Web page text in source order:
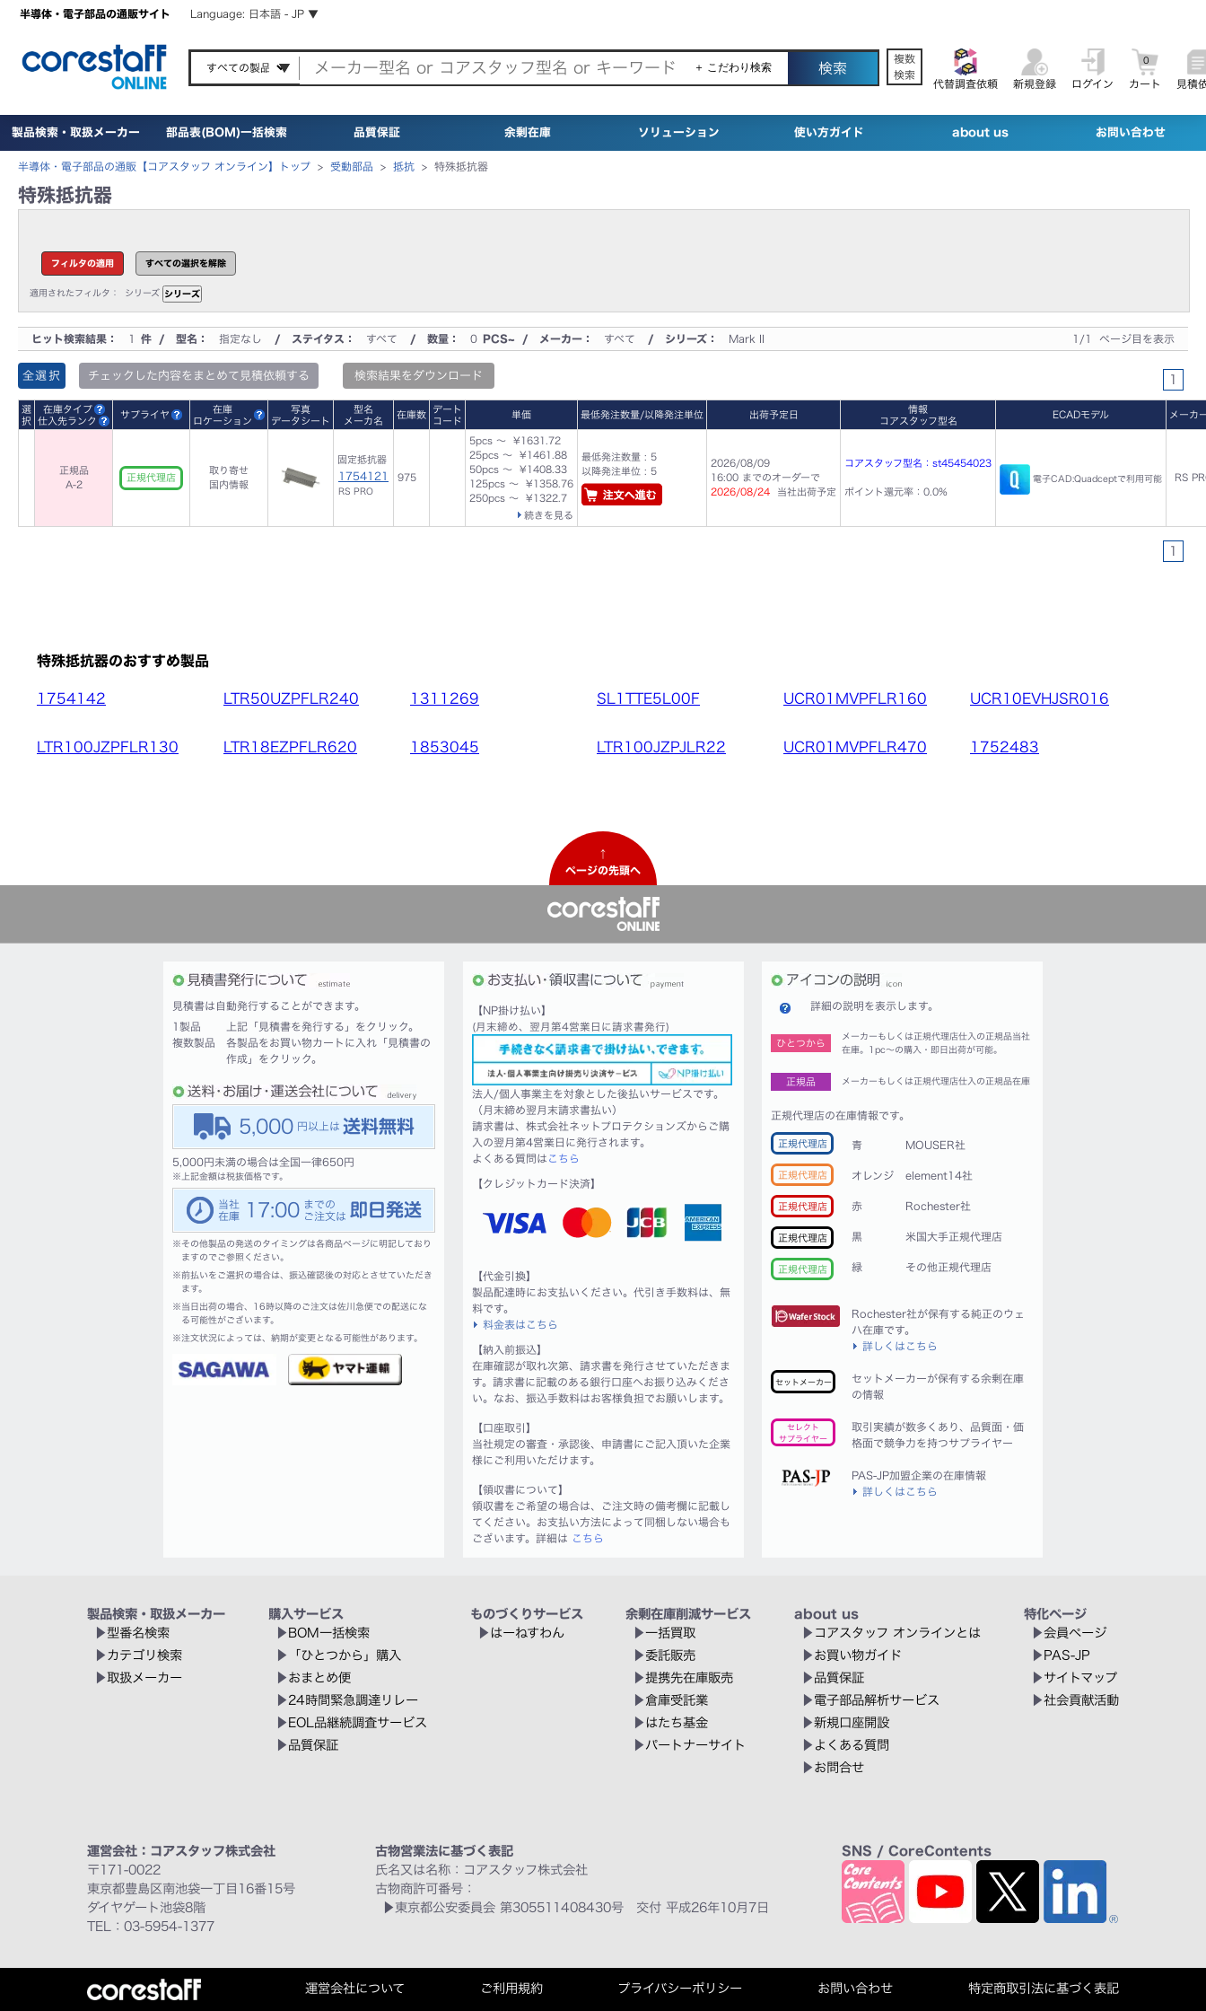
半導体・電子部品の通販サイト Language: 日本語 - JP ▼
＋ こだわり検索
複数
検索
代替調査依頼
新規登録 ログイン カート
0
見積
製品検索・取扱メーカー 部品表(BOM)一括検索 品質保証 余剰在庫 ソリューション 使い方ガイド about us お問い合わせ
半導体・電子部品の通販【コアスタッフ オンライン】トップ > 受動部品 > 抵抗 > 特殊抵抗器
特殊抵抗器
適用されたフィルタ： シリーズ
ヒット検索結果： 1 件 / 型名： 指定なし / ステイタス： すべて / 数量： 0 PCS~ / メーカー： すべて / シリーズ： Mark II 1/1 ページ目を表示
全選択 チェックした内容をまとめて見積依頼する 検索結果をダウンロード 1
選
択
在庫タイプ
仕入先ランク
サプライヤ
在庫
ロケーション
写真
データシート
型名
メーカ名
在庫数
デート
コード
単価 最低発注数量/以降発注単位 出荷予定日
情報
コアスタッフ型名
ECADモデル メーカ
正規品
A-2
正規代理店
取り寄せ
国内情報
固定抵抗器
1754121
RS PRO
975
5pcs ～ ¥1631.72
25pcs ～ ¥1461.88
50pcs ～ ¥1408.33
125pcs ～ ¥1358.76
250pcs ～ ¥1322.7
続きを見る
最低発注数量 : 5
以降発注単位 : 5
2026/08/09
16:00 までのオーダーで
2026/08/24
当社出荷予定
コアスタッフ型名：st45454023
ポイント還元率：0.0%
電子CAD:Quadceptで利用可能 RS
1
特殊抵抗器のおすすめ製品
1754142 LTR50UZPFLR240 1311269 SL1TTE5L00F UCR01MVPFLR160 UCR10EVHJSR016
LTR100JZPFLR130 LTR18EZPFLR620 1853045 LTR100JZPJLR22 UCR01MVPFLR470 1752483
↑
ページの先頭へ
見積書は自動発行することができます。
1製品
上記「見積書を発行する」をクリック。
複数製品
各製品をお買い物カートに入れ「見積書の
作成」をクリック。
5,000
5,000円未満の場合は全国一律650円
※ 上記金額は税抜価格です。
17:00
※その他製品の発送のタイミングは各商品ページに明記しており
ますのでご参照ください。
※前払いをご選択の場合は、振込確認後の対応とさせていただき
ます。
※ 当日出荷の場合、16時以降のご注文は佐川急便での配送にな
る可能性がございます。
※注文状況によっては、納期が変更となる可能性があります。
【NP掛け払い】
(月末締め、翌月第4営業日に請求書発行)
法人/個人事業主を対象とした後払いサービスです。
（月末締め翌月末請求書払い）
請求書は、株式会社ネットプロテクションズからご購
入の翌月第4営業日に発行されます。
よくある質問は こちら
【クレジットカード決済】
【代金引換】
製品配達時にお支払いください。代引き手数料は、無
料です。
料金表はこちら
【納入前振込】
在庫確認が取れ次第、請求書を発行させていただきま
す。請求書に記載のある銀行口座へお振り込みくださ
い。なお、振込手数料はお客様負担でお願いします。
【口座取引】
当社規定の審査・承認後、申請書にご記入頂いた企業
様にご利用いただけます。
【領収書について】
領収書をご希望の場合は、ご注文時の備考欄に記載し
てください。お支払い方法によって同梱しない場合も
ございます。詳細は こちら
詳細の説明を表示します。
ひとつから
メーカーもしくは正規代理店仕入の正規品当社
在庫。1pc〜の購入・即日出荷が可能。
正規品 メーカーもしくは正規代理店仕入の正規品在庫
正規代理店の在庫情報です。
正規代理店
正規代理店
正規代理店
正規代理店
正規代理店
青 MOUSER社
オレンジ element14社
赤 Rochester社
黒 米国大手正規代理店
緑 その他正規代理店
Rochester社が保有する純正のウェ
ハ在庫です。
詳しくはこちら
セットメーカー
セットメーカーが保有する余剰在庫
の情報
セレクト
サプライヤー
取引実績が数多くあり、品質面・価
格面で競争力を持つサプライヤー
PAS-JP加盟企業の在庫情報
詳しくはこちら
製品検索・取扱メーカー
型番名検索
カテゴリ検索
取扱メーカー
購入サービス
BOM一括検索
「ひとつから」購入
おまとめ便
24時間緊急調達リレー
EOL品継続調査サービス
品質保証
ものづくりサービス
はーねすわん
余剰在庫削減サービス
一括買取
委託販売
提携先在庫販売
倉庫受託業
はたち基金
パートナーサイト
about us
コアスタッフ オンラインとは
お買い物ガイド
品質保証
電子部品解析サービス
新規口座開設
よくある質問
お問合せ
特化ページ
会員ページ
PAS-JP
サイトマップ
社会貢献活動
運営会社：コアスタッフ株式会社
〒171-0022
東京都豊島区南池袋一丁目16番15号
ダイヤゲート池袋8階
TEL：03-5954-1377
古物営業法に基づく表記
氏名又は名称：コアスタッフ株式会社
古物商許可番号：
東京都公安委員会 第305511408430号 交付 平成26年10月7日
SNS / CoreContents
運営会社について ご利用規約 プライバシーポリシー お問い合わせ 特定商取引法に基づく表記